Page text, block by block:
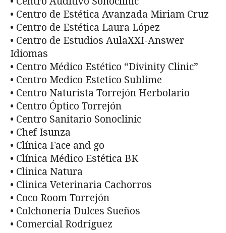
• Centro de Estética Avanzada Miriam Cruz
• Centro de Estética Laura López
• Centro de Estudios AulaXXI-Answer
Idiomas
• Centro Médico Estético “Divinity Clinic”
• Centro Medico Estetico Sublime
• Centro Naturista Torrejón Herbolario
• Centro Óptico Torrejón
• Centro Sanitario Sonoclinic
• Chef Isunza
• Clínica Face and go
• Clínica Médico Estética BK
• Clinica Natura
• Clinica Veterinaria Cachorros
• Coco Room Torrejón
• Colchonería Dulces Sueños
• Comercial Rodríguez